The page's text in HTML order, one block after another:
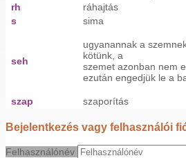
rh
ráhajtás
s
sima
seh
ugyanannak a
kötünk, a
szemet azonban nem
ezután engedjük le a
szap szaporítás
Bejelentkezés vagy felhasználói
Felhasználónév